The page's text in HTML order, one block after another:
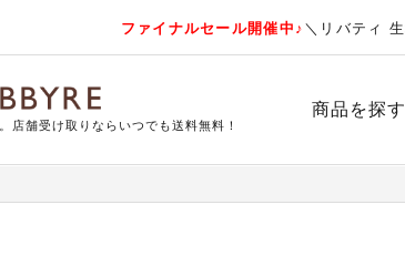
ファイナルセール開催中♪ ＼リバティ
舗受け取りならいつでも送料無料！
商品を探す